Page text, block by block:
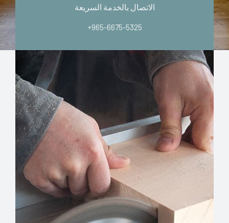
الاتصال بالخدمة السريعة
+965-6675-5325